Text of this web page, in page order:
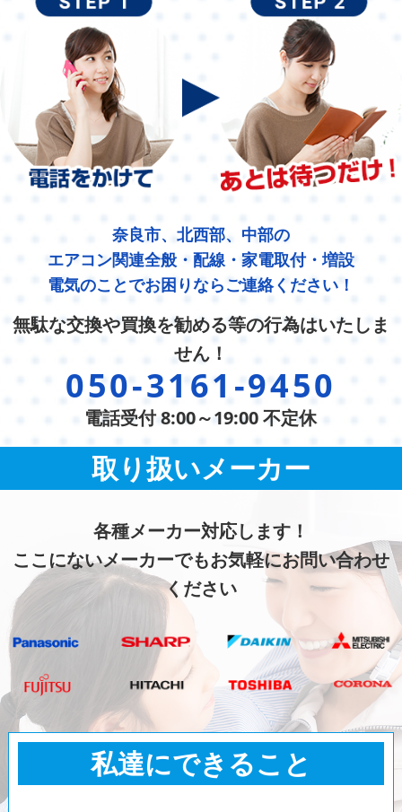
奈良市、北西部、中部の
エアコン関連全般・配線・家電取付・増設
電気のことでお困りならご連絡ください！
無駄な交換や買換を勧める等の行為はいたしま
せん！
050-3161-9450
電話受付 8:00～19:00 不定休
取り扱いメーカー
各種メーカー対応します！
ここにないメーカーでもお気軽にお問い合わせ
ください
私達にできること